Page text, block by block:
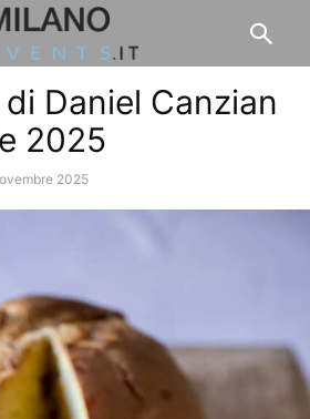
Daniel Canzian
2025
2025